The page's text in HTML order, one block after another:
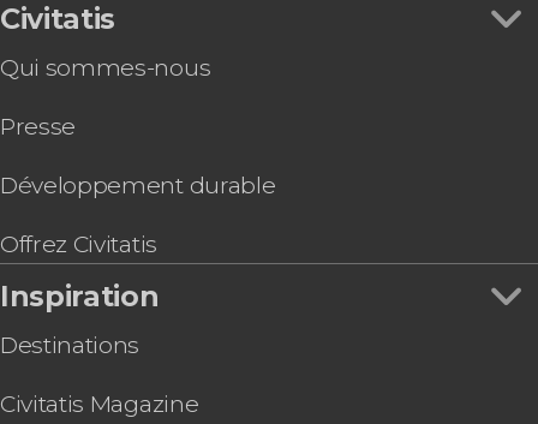
Civitatis
Qui sommes-nous
Presse
Développement durable
Offrez Civitatis
Inspiration
Destinations
Civitatis Magazine